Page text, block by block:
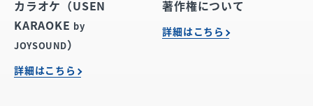
カラオケ（USEN
KARAOKE by
JOYSOUND）
詳細はこちら
著作権について
詳細はこちら